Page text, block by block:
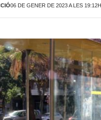
06 DE GENER DE 2023 A LES 19:12H